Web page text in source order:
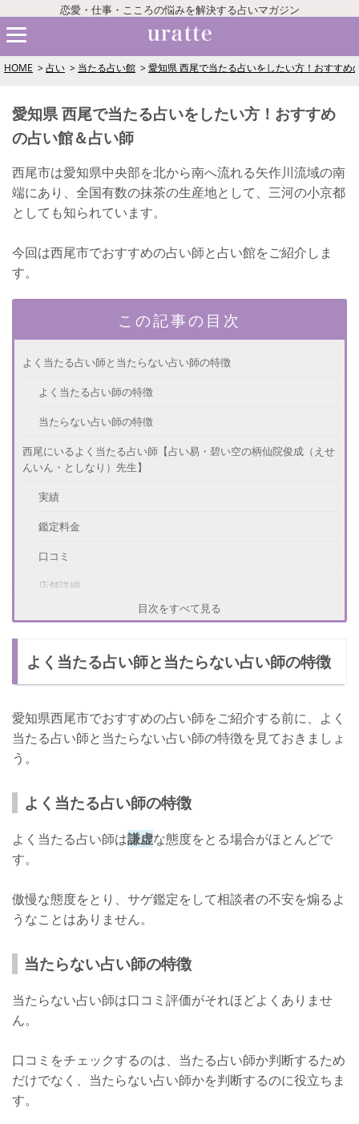
恋愛・仕事・こころの悩みを解決する占いマガジン
HOME 占い 当たる占い館 愛知県 西尾で当たる占いをしたい方！おすすめ
愛知県 西尾で当たる占いをしたい方！おすすめ
の占い館＆占い師
西尾市は愛知県中央部を北から南へ流れる矢作川流域の南
端にあり、全国有数の抹茶の生産地として、三河の小京都
としても知られています。
今回は西尾市でおすすめの占い師と占い館をご紹介しま
す。
この記事の目次
よく当たる占い師と当たらない占い師の特徴
よく当たる占い師の特徴
当たらない占い師の特徴
西尾にいるよく当たる占い師【占い易・碧い空の柄仙院俊成（えせ
んいん・としなり）先生】
実績
鑑定料金
口コミ
店舗詳細
西尾にいるよく当たる占い師【LOTUSの鈴木歩（すずき・あゆみ）
実績
鑑定料金
口コミ
生】
店舗詳細
さいごに
目次をすべて見る
よく当たる占い師と当たらない占い師の特徴
愛知県西尾市でおすすめの占い師をご紹介する前に、よく
当たる占い師と当たらない占い師の特徴を見ておきましょ
う。
よく当たる占い師の特徴
よく当たる占い師は謙虚な態度をとる場合がほとんどで
す。
傲慢な態度をとり、サゲ鑑定をして相談者の不安を煽るよ
うなことはありません。
当たらない占い師の特徴
当たらない占い師は口コミ評価がそれほどよくありませ
ん。
口コミをチェックするのは、当たる占い師か判断するため
だけでなく、当たらない占い師かを判断するのに役立ちま
す。